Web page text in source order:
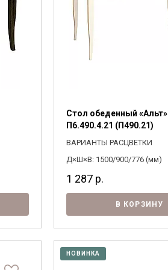
Стол обеденный «Альт»
П6.490.4.21 (П490.21)
ВАРИАНТЫ РАСЦВЕТКИ
Д×Ш×В: 1500/900/776 (мм)
1 287 р.
В КОРЗИНУ
НОВИНКА